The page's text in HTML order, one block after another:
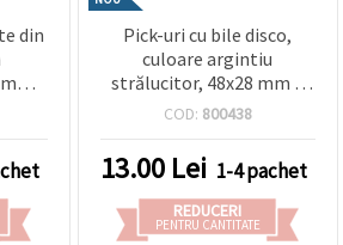
din
–
și
Pick-uri cu bile disco,
culoare argintiu
strălucitor, 48x28 mm –
set de 12 bucăți – pentru
aranjamente florale și
crafturi festive
COD: 800438
13.00 Lei 1-4 pachet
REDUCERI
PENTRU CANTITATE